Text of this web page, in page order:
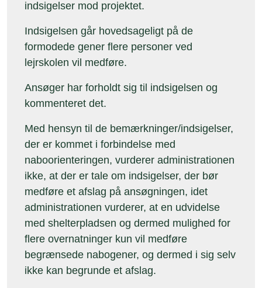
indsigelser mod projektet.
Indsigelsen går hovedsageligt på de
formodede gener flere personer ved
lejrskolen vil medføre.
Ansøger har forholdt sig til indsigelsen og
kommenteret det.
Med hensyn til de bemærkninger/indsigelser,
der er kommet i forbindelse med
naboorienteringen, vurderer administrationen
ikke, at der er tale om indsigelser, der bør
medføre et afslag på ansøgningen, idet
administrationen vurderer, at en udvidelse
med shelterpladsen og dermed mulighed for
flere overnatninger kun vil medføre
begrænsede nabogener, og dermed i sig selv
ikke kan begrunde et afslag.